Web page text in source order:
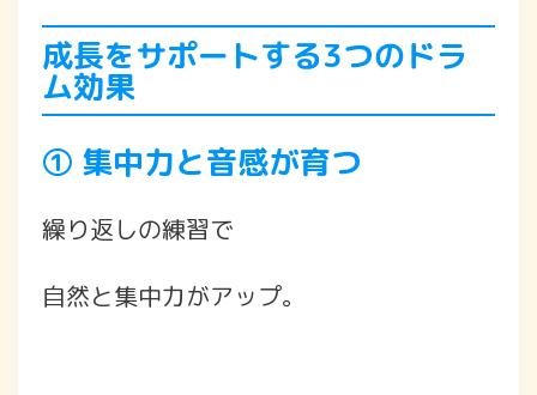
成長をサポートする3つのドラ
ム効果
① 集中力と音感が育つ
繰り返しの練習で
自然と集中力がアップ。